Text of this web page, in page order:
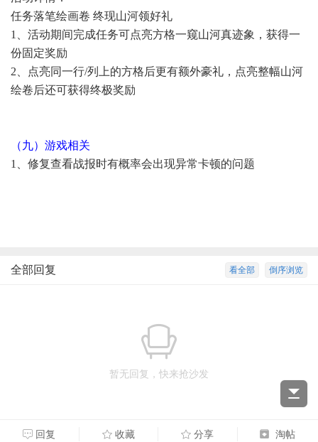
任务落笔绘画卷 终现山河领好礼
1、活动期间完成任务可点亮方格一窥山河真迹象，获得一
份固定奖励
2、点亮同一行/列上的方格后更有额外豪礼，点亮整幅山河
绘卷后还可获得终极奖励
（九）游戏相关
1、修复查看战报时有概率会出现异常卡顿的问题
倒序浏览
看全部
全部回复
暂无回复，快来抢沙发
回复 收藏 分享 淘帖